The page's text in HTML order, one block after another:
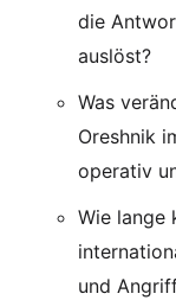
die
auslöst?
Was
Oreshnik
operativ
Wie lange
und